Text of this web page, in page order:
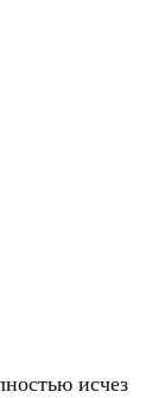
исчез